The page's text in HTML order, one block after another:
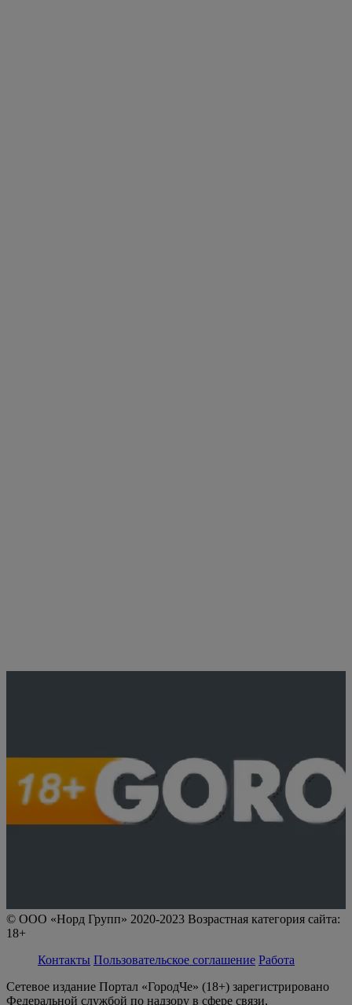
© ООО «Норд Групп» 2020-2023 Возрастная категория сайта:
18+
Контакты Пользовательское соглашение Работа
Сетевое издание Портал «ГородЧе» (18+) зарегистрировано
Федеральной службой по надзору в сфере связи,